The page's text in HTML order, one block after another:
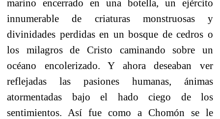
marino encerrado en una botella, un ejército
innumerable de criaturas monstruosas y
divinidades perdidas en un bosque de cedros o
los milagros de Cristo caminando sobre un
océano encolerizado. Y ahora deseaban ver
reflejadas las pasiones humanas, ánimas
atormentadas bajo el hado ciego de los
sentimientos. Así fue como a Chomón se le